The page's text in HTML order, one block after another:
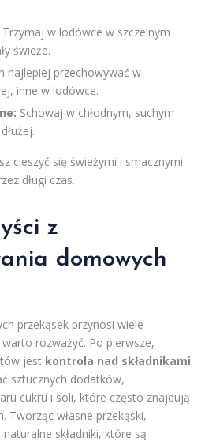
Trzymaj w lodówce w szczelnym
świeże.
najlepiej przechowywać w
inne w lodówce.
Schowaj w chłodnym, suchym
cieszyć się świeżymi i smacznymi
długi czas.
z
domowych
przekąsek przynosi wiele
rozważyć. Po pierwsze,
jest kontrola nad składnikami.
sztucznych dodatków,
cukru i soli, które często znajdują
Tworząc własne przekąski,
składniki, które są